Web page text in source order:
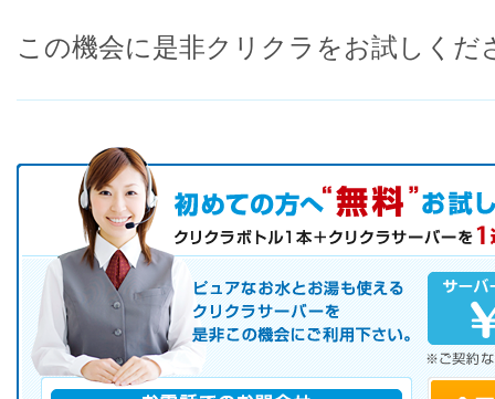
この機会に是非クリクラをお試しくだ
初めての方へ キャンペーン実施中！
お気軽にお申し込み下さい。
ピュアなお水とお湯も使えるクリクラサーバーを是非この機会にご
サーバレンタル
ご自宅まで配送
※ご契約なさらなくても結構です。
お電話でのお問合せ